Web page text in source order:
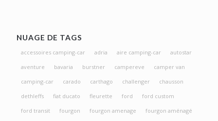
NUAGE DE TAGS
accessoires camping-car adria aire camping-car
autostar
aventure
bavaria burstner campereve
camper van
camping-car
carado carthago challenger
chausson
dethleffs
fiat ducato fleurette ford
ford custom
ford transit
fourgon fourgon amenage
fourgon aménagé